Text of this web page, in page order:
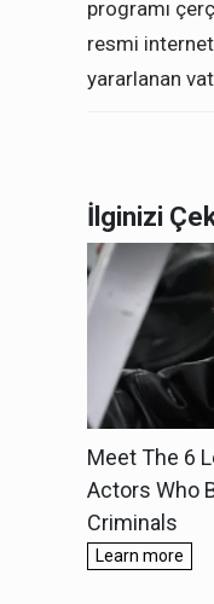
programı
resmi
yararlanan